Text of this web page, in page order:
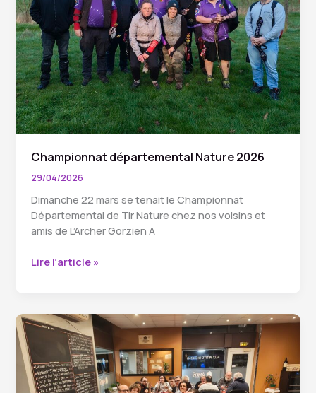
Championnat départemental Nature 2026
29/04/2026
Dimanche 22 mars se tenait le Championnat
Départemental de Tir Nature chez nos voisins et
amis de L’Archer Gorzien A
Championnat
Lire l’article »